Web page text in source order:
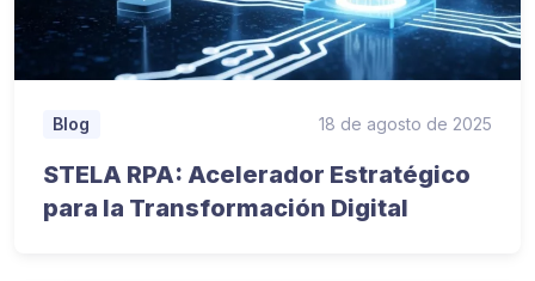
Blog 18 de agosto de 2025
STELA RPA: Acelerador Estratégico
para la Transformación Digital